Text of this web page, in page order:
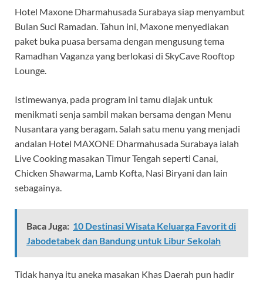
Hotel Maxone Dharmahusada Surabaya siap menyambut
Bulan Suci Ramadan. Tahun ini, Maxone menyediakan
paket buka puasa bersama dengan mengusung tema
Ramadhan Vaganza yang berlokasi di SkyCave Rooftop
Lounge.
Istimewanya, pada program ini tamu diajak untuk
menikmati senja sambil makan bersama dengan Menu
Nusantara yang beragam. Salah satu menu yang menjadi
andalan Hotel MAXONE Dharmahusada Surabaya ialah
Live Cooking masakan Timur Tengah seperti Canai,
Chicken Shawarma, Lamb Kofta, Nasi Biryani dan lain
sebagainya.
Baca Juga: 10 Destinasi Wisata Keluarga Favorit di
Jabodetabek dan Bandung untuk Libur Sekolah
Tidak hanya itu aneka masakan Khas Daerah pun hadir